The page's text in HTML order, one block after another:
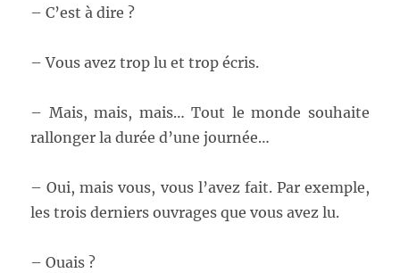
– C’est à dire ?
– Vous avez trop lu et trop écris.
– Mais, mais, mais… Tout le monde souhaite
rallonger la durée d’une journée…
– Oui, mais vous, vous l’avez fait. Par exemple,
les trois derniers ouvrages que vous avez lu.
– Ouais ?